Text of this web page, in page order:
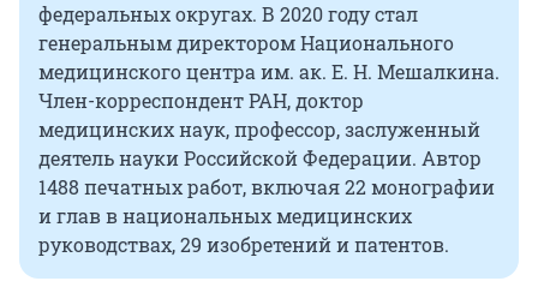
федеральных округах. В 2020 году стал
генеральным директором Национального
медицинского центра им. ак. Е. Н. Мешалкина.
Член-корреспондент РАН, доктор
медицинских наук, профессор, заслуженный
деятель науки Российской Федерации. Автор
1488 печатных работ, включая 22 монографии
и глав в национальных медицинских
руководствах, 29 изобретений и патентов.